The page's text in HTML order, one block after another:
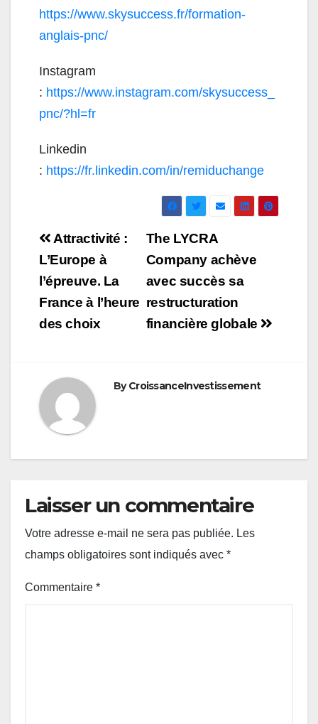
https://www.skysuccess.fr/formation-
anglais-pnc/
Instagram
: https://www.instagram.com/skysuccess_
pnc/?hl=fr
Linkedin
: https://fr.linkedin.com/in/remiduchange
Navigation
de
l’article
The LYCRA
Company achève
avec succès sa
restructuration
financière globale
Attractivité :
L’Europe à
l’épreuve. La
France à l’heure
des choix
ByCroissanceInvestissement
Laisser un commentaire
Votre adresse e-mail ne sera pas publiée. Les
champs obligatoires sont indiqués avec *
Commentaire *